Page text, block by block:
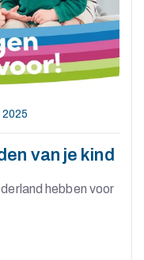
van je kind
hebben voor